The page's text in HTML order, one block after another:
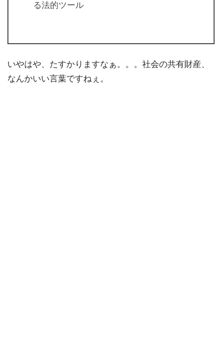
る法的ツール
いやはや、たすかりますなぁ。。。社会の共有財産、
なんかいい言葉ですねぇ。